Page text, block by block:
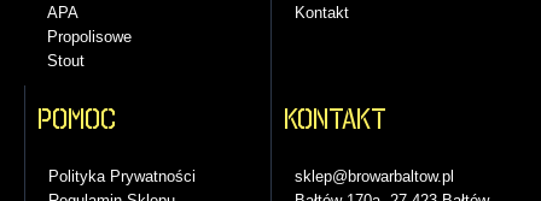
APA
Propolisowe
Stout
Kontakt
Pomoc
Polityka Prywatności
kontakt
sklep@browarbaltow.pl